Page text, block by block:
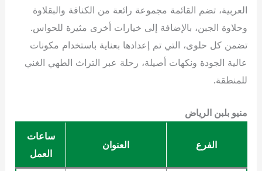
العربية، تضم القائمة مجموعة رائعة من الكنافة والبقلاوة
وحلاوة الجبن، بالإضافة إلى خيارات أخرى مثيرة للحواس.
تضمن كل حلوى، التي تم إعدادها بعناية باستخدام مكونات
عالية الجودة ونكهات أصيلة، رحلة عبر التراث الطهي الغني
للمنطقة.
منيو بلبن الرياض
الفرع العنوان
ساعات
العمل